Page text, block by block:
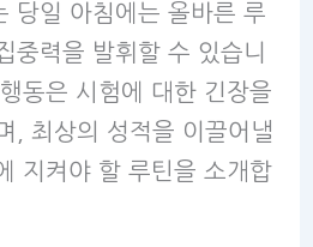
당일 아침에는 올바른 루
중력을 발휘할 수 있습니
동은 시험에 대한 긴장을
, 최상의 성적을 이끌어낼
지켜야 할 루틴을 소개합